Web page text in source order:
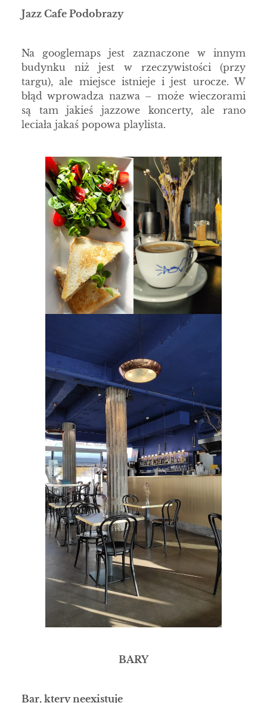
Jazz Cafe Podobrazy
Na googlemaps jest zaznaczone w innym
budynku niż jest w rzeczywistości (przy
targu), ale miejsce istnieje i jest urocze. W
błąd wprowadza nazwa – może wieczorami
są tam jakieś jazzowe koncerty, ale rano
leciała jakaś popowa playlista.
BARY
Bar, ktery neexistuje